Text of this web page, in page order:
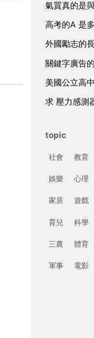
外國勵志的
美國公立高
topic
社會 教育
娛樂 心理
家居 遊戲
育兒 科學
三農 體育
軍事 電影